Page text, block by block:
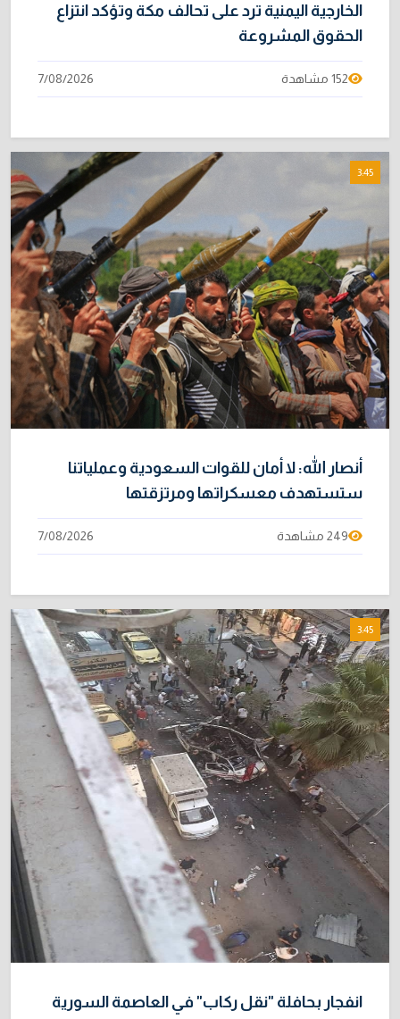
الخارجية اليمنية ترد على تحالف مكة وتؤكد انتزاع
الحقوق المشروعة
152 مشاهدة 7/08/2026
3:45
أنصار الله: لا أمان للقوات السعودية وعملياتنا
ستستهدف معسكراتها ومرتزقتها
249 مشاهدة 7/08/2026
3:45
انفجار بحافلة "نقل ركاب" في العاصمة السورية